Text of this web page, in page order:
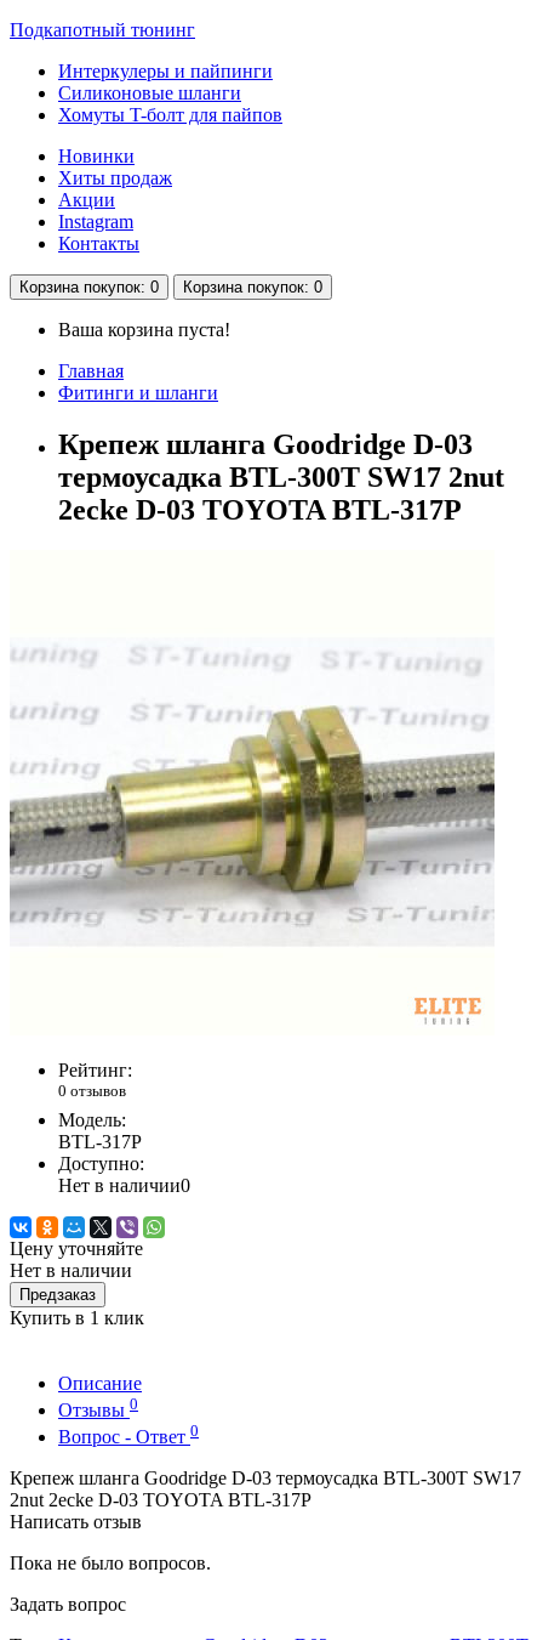
Подкапотный тюнинг
Интеркулеры и пайпинги
Силиконовые шланги
Хомуты T-болт для пайпов
Новинки
Хиты продаж
Акции
Instagram
Контакты
Корзина покупок: 0 Корзина покупок: 0
Ваша корзина пуста!
Главная
Фитинги и шланги
Крепеж шланга Goodridge D-03
термоусадка BTL-300T SW17 2nut
2ecke D-03 TOYOTA BTL-317P
Рейтинг:
0 отзывов
Модель:
BTL-317P
Доступно:
Нет в наличии0
Цену уточняйте
Нет в наличии
Предзаказ
Купить в 1 клик
Описание
Отзывы 0
Вопрос - Ответ 0
Крепеж шланга Goodridge D-03 термоусадка BTL-300T SW17
2nut 2ecke D-03 TOYOTA BTL-317P
Написать отзыв
Пока не было вопросов.
Задать вопрос